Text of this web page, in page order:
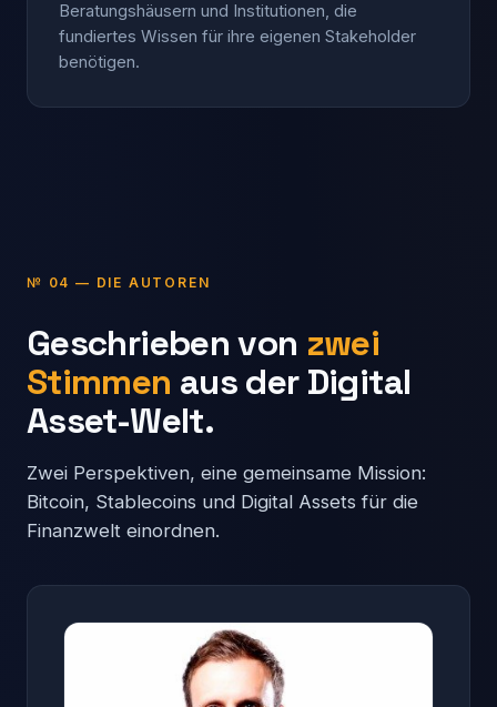
Beratungs­häusern und Institutionen, die
fundiertes Wissen für ihre eigenen Stakeholder
benötigen.
№ 04 — DIE AUTOREN
Geschrieben von zwei
Stimmen aus der Digital
Asset-Welt.
Zwei Perspektiven, eine gemeinsame Mission:
Bitcoin, Stablecoins und Digital Assets für die
Finanzwelt einordnen.